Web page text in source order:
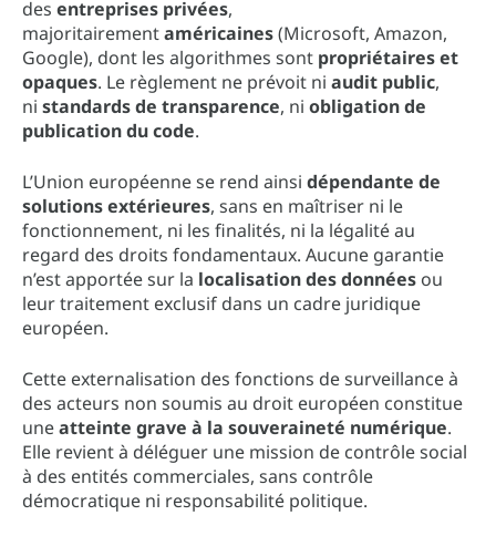
des entreprises privées,
majoritairementaméricaines(Microsoft, Amazon,
Google), dont les algorithmes sont propriétaires et
opaques. Le règlement ne prévoit ni audit public,
ni standards de transparence, ni obligation de
publication du code.
L’Union européenne se rend ainsi dépendante de
solutions extérieures, sans en maîtriser ni le
fonctionnement, ni les finalités, ni la légalité au
regard des droits fondamentaux. Aucune garantie
n’est apportée sur la localisation des données ou
leur traitement exclusif dans un cadre juridique
européen.
Cette externalisation des fonctions de surveillance à
des acteurs non soumis au droit européen constitue
uneatteinte grave à la souveraineté numérique.
Elle revient à déléguer une mission de contrôle social
à des entités commerciales, sans contrôle
démocratique ni responsabilité politique.